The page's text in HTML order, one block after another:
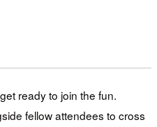
ready to join the fun.
fellow attendees to cross